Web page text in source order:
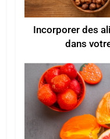
Incorporer des
dans